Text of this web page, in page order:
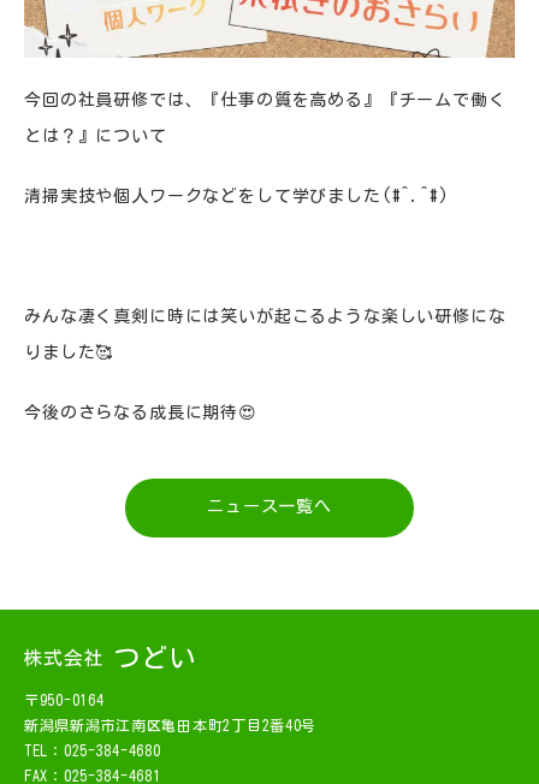
今回の社員研修では、『仕事の質を高める』『チームで働く
とは？』について
清掃実技や個人ワークなどをして学びました(#^.^#)
みんな凄く真剣に時には笑いが起こるような楽しい研修にな
りました🥰
今後のさらなる成長に期待😍
ニュース一覧へ
〒950-0164
新潟県新潟市江南区亀田本町2丁目2番40号
TEL：025-384-4680
FAX：025-384-4681